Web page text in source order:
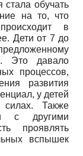
обучать
на то, что
в
Дети от 7 до
Это давало
процессов,
развития
у детей
силах. Также
с другими
проявлять
вспышек